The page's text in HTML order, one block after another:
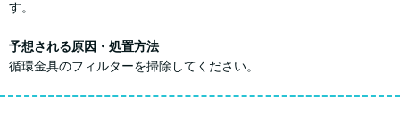
す。
予想される原因・処置方法
循環金具のフィルターを掃除してください。